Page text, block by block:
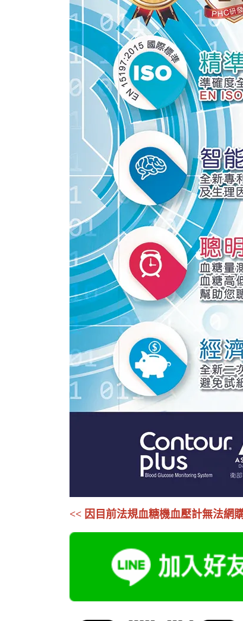
<< 因目前法規血糖機血壓計無法網